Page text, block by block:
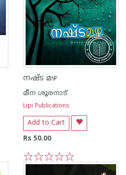
നഷ്ട മഴ
മീന ശൂരനാട്
Lipi Publications
Add to Cart
Rs 50.00
5
4
3
2
1